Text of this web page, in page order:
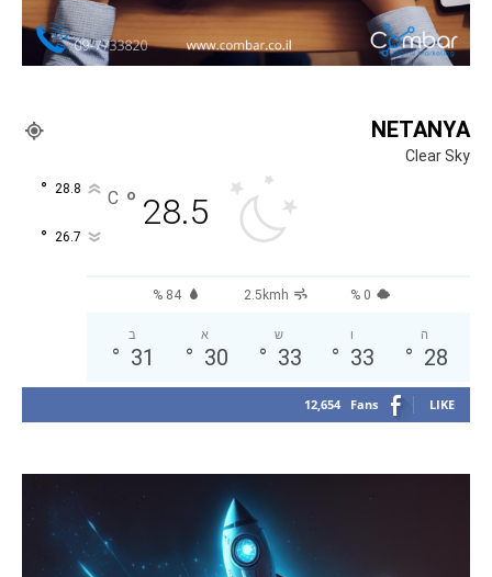
NETANYA
Clear Sky
28.5
°
C
28.8
°
26.7
°
84 % 2.5kmh 0 %
ה
28
°
ו
33
°
ש
33
°
א
30
°
ב
31
°
12,654 Fans LIKE